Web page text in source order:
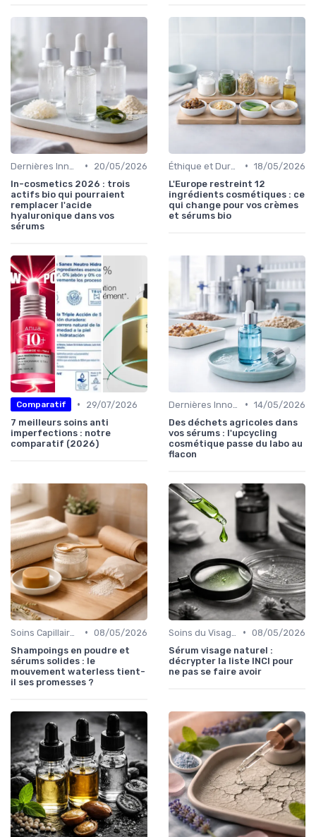
•
20/05/2026
In-cosmetics 2026 : trois
actifs bio qui pourraient
remplacer l'acide
hyaluronique dans vos
sérums
• 18/05/2026
L'Europe restreint 12
ingrédients cosmétiques : ce
qui change pour vos crèmes
et sérums bio
Comparatif •
29/07/2026
7 meilleurs soins anti
imperfections : notre
comparatif (2026)
• 14/05/2026
Des déchets agricoles dans
vos sérums : l'upcycling
cosmétique passe du labo au
flacon
• 08/05/2026
Shampoings en poudre et
sérums solides : le
mouvement waterless tient-
il ses promesses ?
• 08/05/2026
Sérum visage naturel :
décrypter la liste INCI pour
ne pas se faire avoir